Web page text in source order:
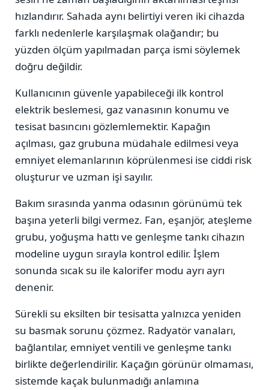
hızlandırır. Sahada aynı belirtiyi veren iki cihazda
farklı nedenlerle karşılaşmak olağandır; bu
yüzden ölçüm yapılmadan parça ismi söylemek
doğru değildir.
Kullanıcının güvenle yapabileceği ilk kontrol
elektrik beslemesi, gaz vanasının konumu ve
tesisat basıncını gözlemlemektir. Kapağın
açılması, gaz grubuna müdahale edilmesi veya
emniyet elemanlarının köprülenmesi ise ciddi risk
oluşturur ve uzman işi sayılır.
Bakım sırasında yanma odasının görünümü tek
başına yeterli bilgi vermez. Fan, eşanjör, ateşleme
grubu, yoğuşma hattı ve genleşme tankı cihazın
modeline uygun sırayla kontrol edilir. İşlem
sonunda sıcak su ile kalorifer modu ayrı ayrı
denenir.
Sürekli su eksilten bir tesisatta yalnızca yeniden
su basmak sorunu çözmez. Radyatör vanaları,
bağlantılar, emniyet ventili ve genleşme tankı
birlikte değerlendirilir. Kaçağın görünür olmaması,
sistemde kaçak bulunmadığı anlamına